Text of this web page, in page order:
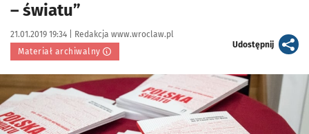
– światu”
Data publikacji:
21.01.2019 19:34 | Autor:
Redakcja www.wroclaw.pl
Materiał archiwalny
Udostępnijartykuł
Kliknij, aby powiększyć